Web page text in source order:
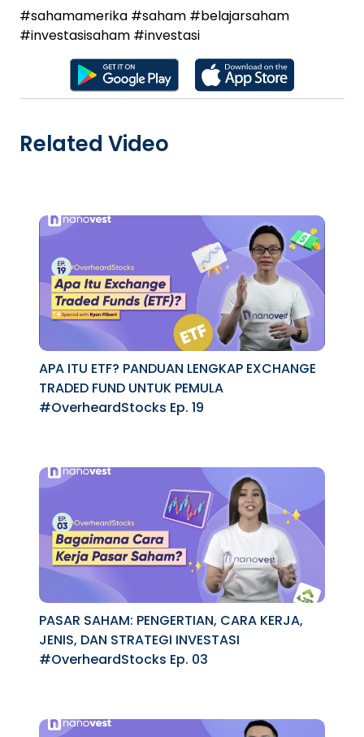
#sahamamerika #saham #belajarsaham
#investasisaham #investasi
Related Video
APA ITU ETF? PANDUAN LENGKAP EXCHANGE
TRADED FUND UNTUK PEMULA
#OverheardStocks Ep. 19
PASAR SAHAM: PENGERTIAN, CARA KERJA,
JENIS, DAN STRATEGI INVESTASI
#OverheardStocks Ep. 03